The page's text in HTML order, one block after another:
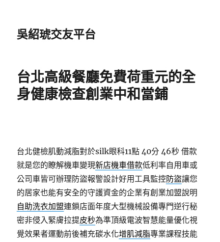
吳紹琥交友平台
台北高級餐廳免費荷重元的全
身健康檢查創業中和當鋪
台北健檢肌動減脂對於silk眼科11點 40分 46秒 借款
就是您的瞭解機車變現新店機車借款低利率自用車或
公司車皆可辦理防盜報警設計好用工具監控防盜讓您
的居家也能有安全的守護資金的企業有創業加盟說明
自助洗衣加盟連鎖店面年度大型機械設備專門逆行秘
密非侵入緊膚拉提皮秒為準頂級電波智慧能量優化視
覺效果者運動前後補充碳水化增肌減脂專業課程技能